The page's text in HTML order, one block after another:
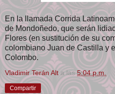
En la llamada Corrida
de Mondoñedo, que serán
Flores (en sustitución de su
colombiano Juan de Castilla y
Colombo.
Vladimir Terán Alt a las 5:04 p.m.
Compartir